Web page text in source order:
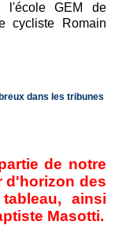
l'école GEM de
cycliste Romain
dans les tribunes
de notre
d'horizon des
ainsi
Masotti.